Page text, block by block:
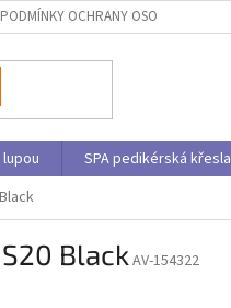
PODMÍNKY OCHRANY OSOBNÍCH ÚDAJŮ
SPA pedikérská křesla
BlackAV-154322